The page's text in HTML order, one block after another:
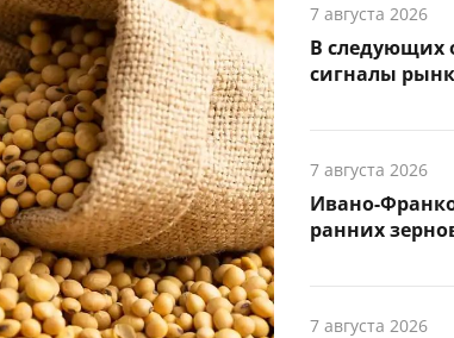
7 августа 2026
В следующих
сигналы
7 августа 2026
Ивано-
ранних
7 августа 2026